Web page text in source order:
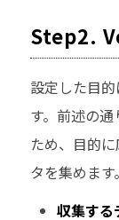
Step2.
設定した目
す。前述の
ため、目的
タを集めます。
収集する